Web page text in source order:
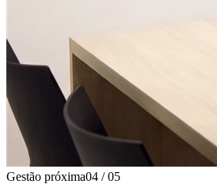
Gestão próxima04 / 05